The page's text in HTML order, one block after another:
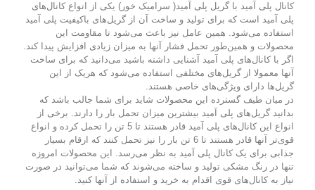
کانال پلی آمید با گریل پلی آمید( سرامیک خور) یکی از انواع کانال‌های
پلی آمید است که برای تولید و ساخت آن از گریل‌های باکیفیت پلی آمید
استفاده می‌شود. همین عامل نیز باعث می‌شود تا مقاومت این
محصولات و همین‌طور تحمل فشار آنها به میزان زیادی افزایش پیدا کند.
اگر با کانال‌های پلی آمید آشنایی داشته باشید می‌دانید که برای ساخت
آنها معمولا از گریل‌های مختلفی استفاده می‌شود که هریک از این
گریل‌ها دارای ویژگی‌های خاصی هستند.
در میان طیف گسترده این محصولات شاید برای شما جالب باشد که
بدانید گریل‌های پلی آمید بیشترین میزان تحمل بار را دارند. برخی از
انواع این کانال‌های پلی آمید قادر هستند تا 5 تن را تحمل کرده و انواع
قوی‌تر آنها قادر هستند تا 6 تن بار را نیز تحمل کنند که ارقام بسیار
جذابی برای یک کانال پلی آمید به نظر می‌رسد. این محصولات امروزه
تنها در رنگ مشکی تولید و ساخته می‌شوند که شما می‌توانید در صورت
نیاز به کانال‌های قوی اقدام به خرید و استفاده از آنها کنید.